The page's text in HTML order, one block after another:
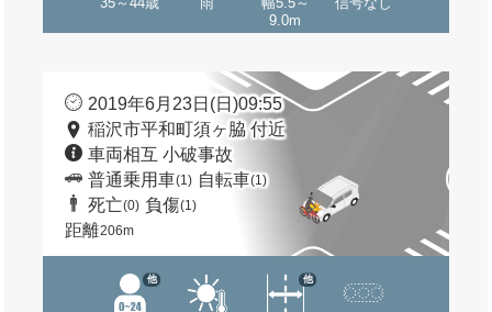
9.0m
2019年6月23日(日)09:55
稲沢市平和町須ヶ脇 付近
車両相互 小破事故
普通乗用車(1) 自転車(1)
死亡(0) 負傷(1)
距離206m
他 他